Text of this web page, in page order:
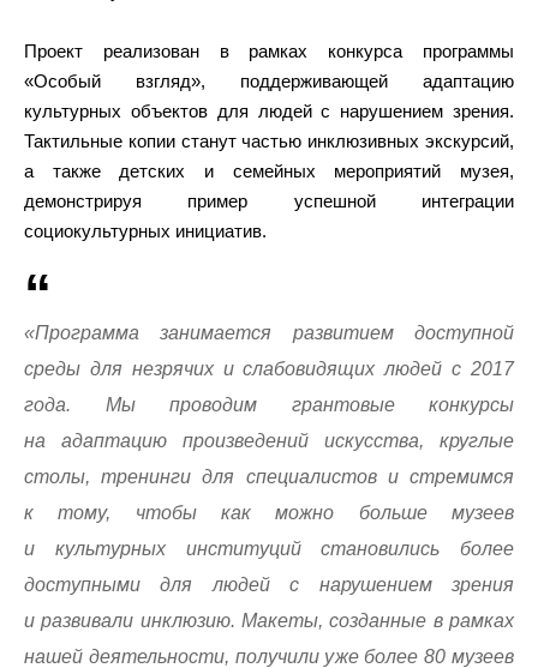
Проект реализован в рамках конкурса программы
«Особый взгляд», поддерживающей адаптацию
культурных объектов для людей с нарушением зрения.
Тактильные копии станут частью инклюзивных экскурсий,
а также детских и семейных мероприятий музея,
демонстрируя пример успешной интеграции
социокультурных инициатив.
«Программа занимается развитием доступной
среды для незрячих и слабовидящих людей с 2017
года. Мы проводим грантовые конкурсы
на адаптацию произведений искусства, круглые
столы, тренинги для специалистов и стремимся
к тому, чтобы как можно больше музеев
и культурных институций становились более
доступными для людей с нарушением зрения
и развивали инклюзию. Макеты, созданные в рамках
нашей деятельности, получили уже более 80 музеев